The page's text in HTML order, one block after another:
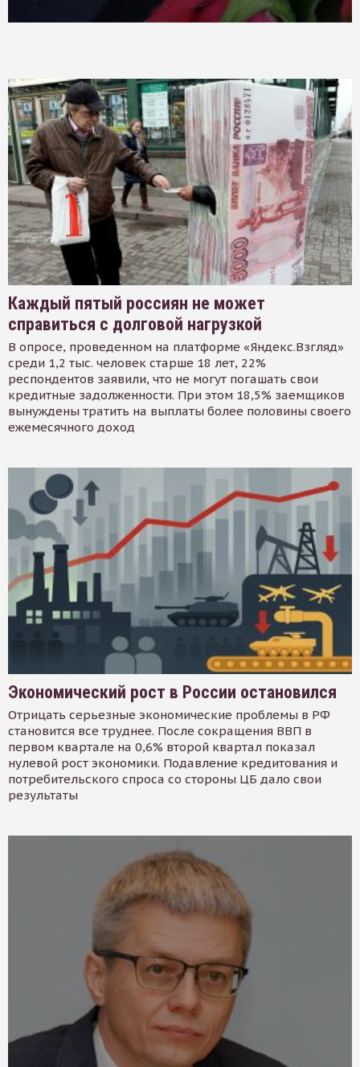
Каждый пятый россиян не может
справиться с долговой нагрузкой
В опросе, проведенном на платформе «Яндекс.Взгляд»
среди 1,2 тыс. человек старше 18 лет, 22%
респондентов заявили, что не могут погашать свои
кредитные задолженности. При этом 18,5% заемщиков
вынуждены тратить на выплаты более половины своего
ежемесячного доход
Экономический рост в России остановился
Отрицать серьезные экономические проблемы в РФ
становится все труднее. После сокращения ВВП в
первом квартале на 0,6% второй квартал показал
нулевой рост экономики. Подавление кредитования и
потребительского спроса со стороны ЦБ дало свои
результаты